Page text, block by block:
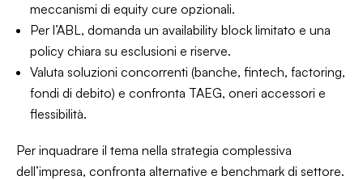
meccanismi di equity cure opzionali.
Per l’ABL, domanda un availability block limitato e una
policy chiara su esclusioni e riserve.
Valuta soluzioni concorrenti (banche, fintech, factoring,
fondi di debito) e confronta TAEG, oneri accessori e
flessibilità.
Per inquadrare il tema nella strategia complessiva
dell’impresa, confronta alternative e benchmark di settore.